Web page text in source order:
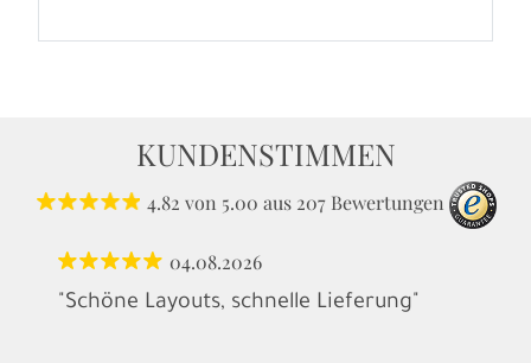
KUNDENSTIMMEN
4.82 von 5.00 aus 207 Bewertungen
04.08.2026
"Schöne Layouts, schnelle Lieferung"